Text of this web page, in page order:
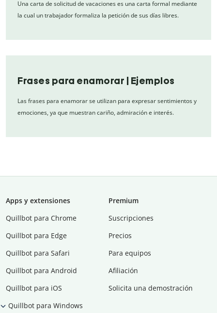
Una carta de solicitud de vacaciones es una carta formal mediante
la cual un trabajador formaliza la petición de sus días libres.
Frases para enamorar | Ejemplos
Las frases para enamorar se utilizan para expresar sentimientos y
emociones, ya que muestran cariño, admiración e interés.
Apps y extensiones
Quillbot para Chrome
Quillbot para Edge
Quillbot para Safari
Quillbot para Android
Quillbot para iOS
Quillbot para Windows
Premium
Suscripciones
Precios
Para equipos
Afiliación
Solicita una demostración